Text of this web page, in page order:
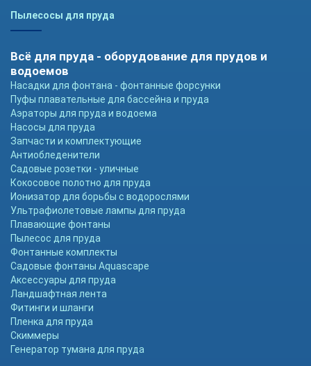
Пылесосы для пруда
Всё для пруда - оборудование для прудов и
водоемов
Насадки для фонтана - фонтанные форсунки
Пуфы плавательные для бассейна и пруда
Аэраторы для пруда и водоема
Насосы для пруда
Запчасти и комплектующие
Антиобледенители
Садовые розетки - уличные
Кокосовое полотно для пруда
Ионизатор для борьбы с водорослями
Ультрафиолетовые лампы для пруда
Плавающие фонтаны
Пылесос для пруда
Фонтанные комплекты
Садовые фонтаны Aquascape
Аксессуары для пруда
Ландшафтная лента
Фитинги и шланги
Пленка для пруда
Скиммеры
Генератор тумана для пруда